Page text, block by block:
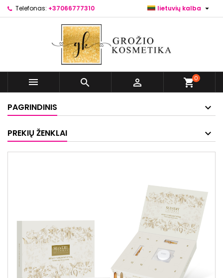
Telefonas: +37066777310 lietuvių kalba 
   shopping_cart0
PAGRINDINIS
PREKIŲ ŽENKLAI